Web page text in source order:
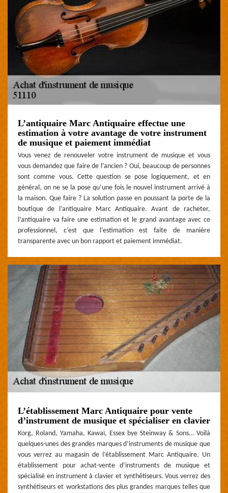
L’antiquaire Marc Antiquaire effectue une
estimation à votre avantage de votre instrument
de musique et paiement immédiat
Vous venez de renouveler votre instrument de musique et vous
vous demandez que faire de l’ancien ? Oui, beaucoup de personnes
sont comme vous. Cette question se pose logiquement, et en
général, on ne se la pose qu’une fois le nouvel instrument arrivé à
la maison. Que faire ? La solution passe en poussant la porte de la
boutique de l’antiquaire Marc Antiquaire. Avant de racheter,
l’antiquaire va faire une estimation et le grand avantage avec ce
professionnel, c’est que l’estimation est faite de manière
transparente avec un bon rapport et paiement immédiat.
L’établissement Marc Antiquaire pour vente
d’instrument de musique et spécialiser en clavier
Korg, Roland, Yamaha, Kawaï, Essex bye Steinway & Sons… Voilà
quelques-unes des grandes marques d’instruments de musique que
vous verrez au magasin de l’établissement Marc Antiquaire. Un
établissement pour achat-vente d’instruments de musique et
spécialisé en instrument à clavier et synthétiseurs. Vous verrez des
synthétiseurs et workstations des plus grandes marques telles que